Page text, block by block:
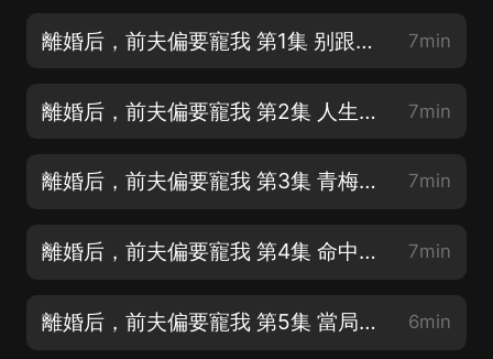
離婚后，前夫偏要寵我 第1集 别跟我搶 7min
離婚后，前夫偏要寵我 第2集 人生若只如初見 7min
離婚后，前夫偏要寵我 第3集 青梅竹馬 7min
離婚后，前夫偏要寵我 第4集 命中注定的相遇 7min
離婚后，前夫偏要寵我 第5集 當局者迷 6min